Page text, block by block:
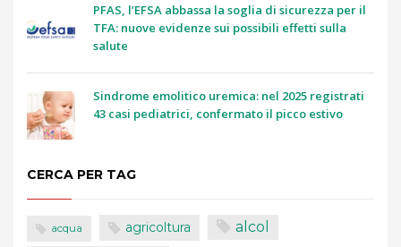
PFAS, l’EFSA abbassa la soglia di sicurezza per il
TFA: nuove evidenze sui possibili effetti sulla
salute
Sindrome emolitico uremica: nel 2025 registrati
43 casi pediatrici, confermato il picco estivo
CERCA PER TAG
acqua agricoltura alcol